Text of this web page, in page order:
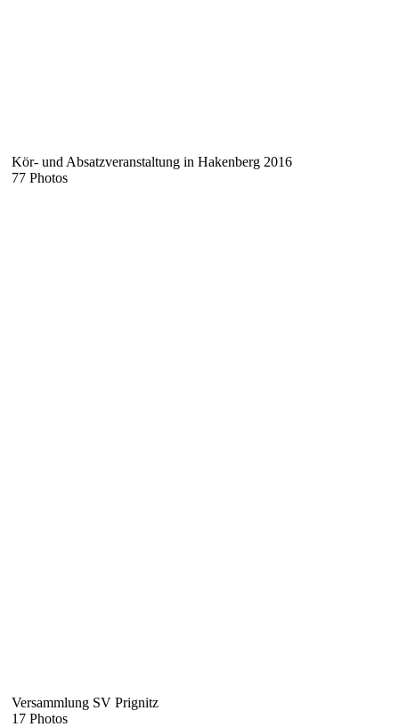
Kör- und Absatzveranstaltung in Hakenberg 2016
77 Photos
Versammlung SV Prignitz
17 Photos